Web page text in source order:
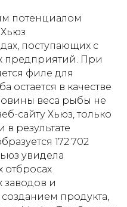
потенциалом
поступающих с
предприятий. При
филе для
остается в качестве
веса рыбы не
сайту Хьюз, только
результате
172 702
увидела
отбросах
и
продукта,